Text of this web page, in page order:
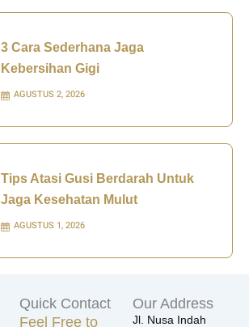
3 Cara Sederhana Jaga
Kebersihan Gigi
AGUSTUS 2, 2026
Tips Atasi Gusi Berdarah Untuk
Jaga Kesehatan Mulut
AGUSTUS 1, 2026
Quick Contact
Feel Free to
Our Address
Jl. Nusa Indah